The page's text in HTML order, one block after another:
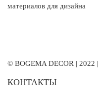
материалов для дизайна
© BOGEMA DECOR |
КОНТАКТЫ